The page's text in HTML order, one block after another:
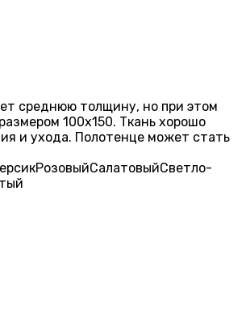
среднюю толщину, но при этом
100х150. Ткань хорошо
и ухода. Полотенце может стать
РозовыйСалатовыйСветло-